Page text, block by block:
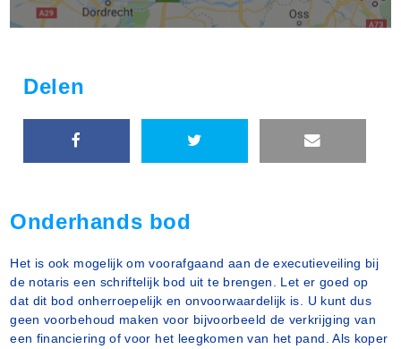
Delen
Onderhands bod
Het is ook mogelijk om voorafgaand aan de executieveiling bij
de notaris een schriftelijk bod uit te brengen. Let er goed op
dat dit bod onherroepelijk en onvoorwaardelijk is. U kunt dus
geen voorbehoud maken voor bijvoorbeeld de verkrijging van
een financiering of voor het leegkomen van het pand. Als koper